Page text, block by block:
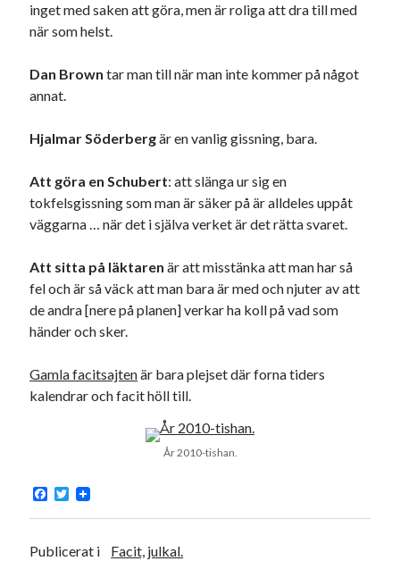
Egna länkar
Den stora bloggläsarvärvsveckan
Godisbrödet från himlen
Länkskolan
Vad ska du laga för mat idag? (Recept!)
Flöde för kommentarer
inget med saken att göra, men är roliga att dra till med
när som helst.
Dan Brown tar man till när man inte kommer på något
annat.
Hjalmar Söderbergär en vanlig gissning, bara.
Att göra en Schubert: att slänga ur sig en
tokfelsgissning som man är säker på är alldeles uppåt
väggarna … när det i själva verket är det rätta svaret.
Att sitta på läktaren är att misstänka att man har så
fel och är så väck att man bara är med och njuter av att
de andra [nere på planen] verkar ha koll på vad som
händer och sker.
Gamla facitsajtenär bara plejset där forna tiders
kalendrar och facit höll till.
År 2010-tishan.
F
c
b
T
i
t
Publicerat i Facit, julkal.